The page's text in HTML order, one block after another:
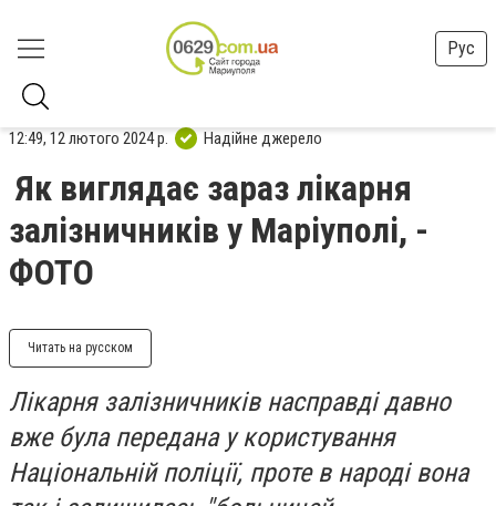
Рус
12:49, 12 лютого 2024 р. Надійне джерело
Як виглядає зараз лікарня
залізничників у Маріуполі, -
ФОТО
Читать на русском
Лікарня залізничників насправді давно
вже була передана у користування
Національній поліції, проте в народі вона